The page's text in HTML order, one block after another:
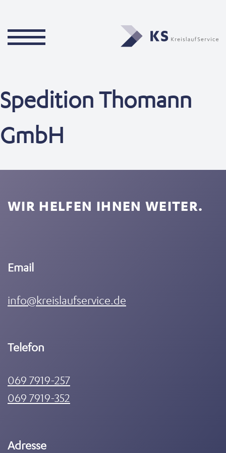
Spedition Thomann
GmbH
WIR HELFEN IHNEN WEITER.
Email
info@kreislaufservice.de
Telefon
069 7919-257
069 7919-352
Adresse